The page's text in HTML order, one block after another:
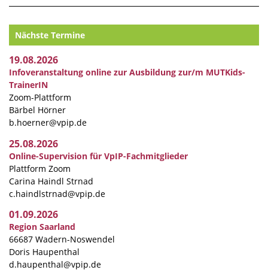
Nächste Termine
19.08.2026
Infoveranstaltung online zur Ausbildung zur/m MUTKids-
TrainerIN
Zoom-Plattform
Bärbel Hörner
b.hoerner@vpip.de
25.08.2026
Online-Supervision für VpIP-Fachmitglieder
Plattform Zoom
Carina Haindl Strnad
c.haindlstrnad@vpip.de
01.09.2026
Region Saarland
66687 Wadern-Noswendel
Doris Haupenthal
d.haupenthal@vpip.de